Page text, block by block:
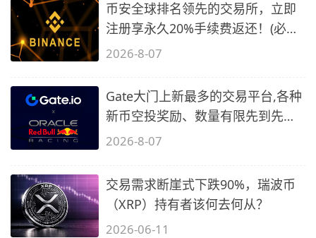
币安全球排名领先的交易所，立即
注册享永久20%手续费返还！(必备
2)
2026-8-07
Gate大门上新最多的交易平台,各种
新币空投奖励、数量有限先到先
得…
2026-8-07
交易需求断崖式下跌90%，瑞波币
（XRP）持有者该何去何从？
2026-06-11